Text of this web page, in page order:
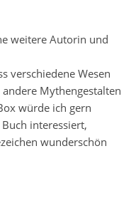
weitere Autorin und
verschiedene Wesen
Mythengestalten
würde ich gern
interessiert,
wunderschön